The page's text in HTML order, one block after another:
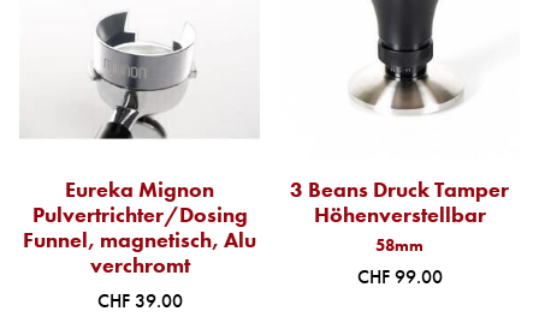
Eureka Mignon
Pulvertrichter/Dosing
Funnel, magnetisch, Alu
verchromt
CHF 39.00
3 Beans Druck Tamper
Höhenverstellbar
58mm
CHF 99.00